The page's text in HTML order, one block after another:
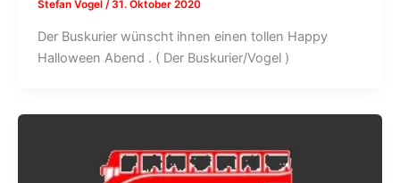
Stefan Vogel /31. Oktober 2020
Der Buskurier wünscht ihnen einen tollen Happy
Halloween Abend . ( Der Buskurier/Vogel )